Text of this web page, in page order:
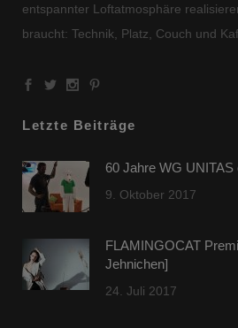
entspannter Loftatmosphäre
braucht: Technik, Platz, Couch und
Letzte Beiträge
60 Jahre WG
9. Oktober 2017
FLAMINGOCAT
Jehnichen]
24. Juli 2017